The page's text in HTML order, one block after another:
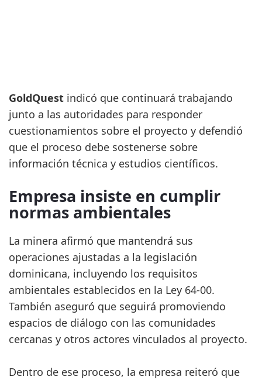
GoldQuest indicó que continuará trabajando
junto a las autoridades para responder
cuestionamientos sobre el proyecto y defendió
que el proceso debe sostenerse sobre
información técnica y estudios científicos.
Empresa insiste en cumplir
normas ambientales
La minera afirmó que mantendrá sus
operaciones ajustadas a la legislación
dominicana, incluyendo los requisitos
ambientales establecidos en la Ley 64-00.
También aseguró que seguirá promoviendo
espacios de diálogo con las comunidades
cercanas y otros actores vinculados al proyecto.
Dentro de ese proceso, la empresa reiteró que